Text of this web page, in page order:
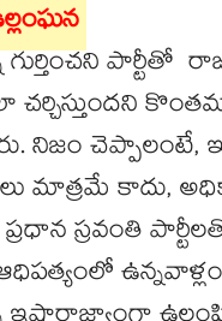
పార్టీతో
చర్చిస్తుందని
నిజం చెప్పాలంటే,
మాత్రమే కాదు,
ప్రధాన స్రవంతి